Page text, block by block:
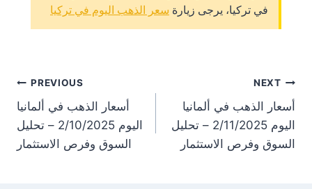
في تركيا، يرجى زيارة سعر الذهب اليوم في تركيا
PREVIOUS
أسعار الذهب في ألمانيا
اليوم 2/10/2025 – تحليل
السوق وفرص الاستثمار
NEXT
أسعار الذهب في ألمانيا
اليوم 2/11/2025 – تحليل
السوق وفرص الاستثمار